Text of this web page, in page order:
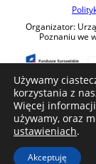
Organizator:
Poznaniu we
Używamy
korzystania z
Więcej
używamy, oraz
ustawieniach.
Akceptuję